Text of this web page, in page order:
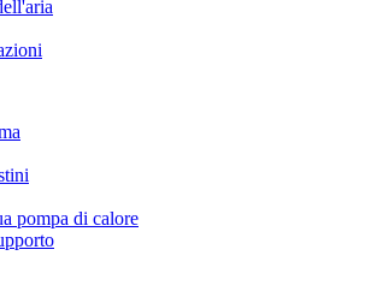
pompa di calore